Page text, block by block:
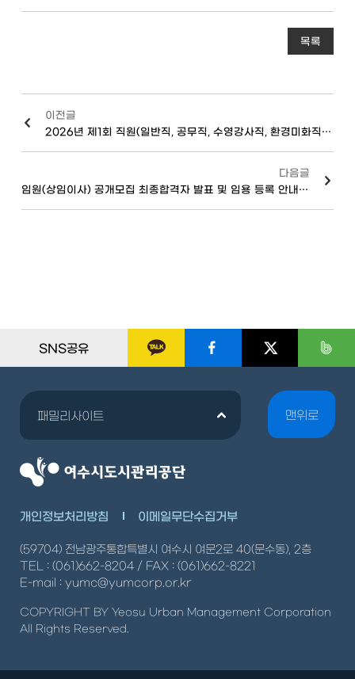
목록
이전글
2026년 제1회 직원(일반직, 공무직, 수영강사직, 환경미화직) 채용 서류 전형결과 발표 및 체력 필기시험 일정 공고
다음글
임원(상임이사) 공개모집 최종합격자 발표 및 임용 등록 안내 공고
SNS공유
패밀리사이트
개인정보처리방침 이메일무단수집거부
(59704) 전남광주통합특별시 여수시 여문2로 40(문수동), 2층
TEL : (061)662-8204 / FAX : (061)662-8221
E-mail : yumc@yumcorp.or.kr
COPYRIGHT BY Yeosu Urban Management Corporation
All Rights Reserved.
맨위로